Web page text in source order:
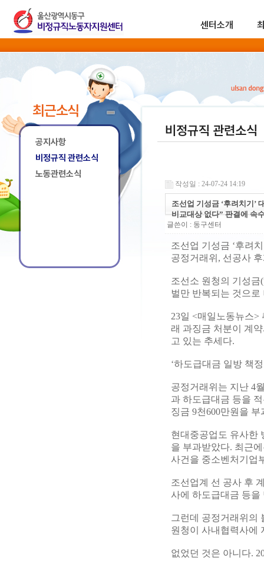
센터소개
최근소식
공지사항
비정규직 관련소식
노동관련소식
비정규직 관련소식
작성일 : 24-07-24 14:19
조선업 기성금 ‘후려치기’
비교대상 없다” 판결에 속
글쓴이 : 동구센터
조선업 기성금 ‘후려
공정거래위, 선공사
조선소 원청의 기성
벌만 반복되는 것으로
23일 <매일노동뉴스
래 과징금 처분이 계
고 있는 추세다.
‘하도급대금 일방 책
공정거래위는 지난 4
과 하도급대금 등을
징금 9천600만원을 부
현대중공업도 유사한
을 부과받았다. 최근
사건을 중소벤처기업
조선업계 선 공사 후
사에 하도급대금 등
그런데 공정거래위의
원청이 사내협력사에
없었던 것은 아니다.